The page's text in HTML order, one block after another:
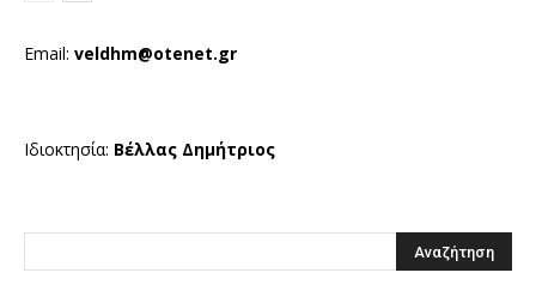
Email: veldhm@otenet.gr
Ιδιοκτησία: Βέλλας Δημήτριος